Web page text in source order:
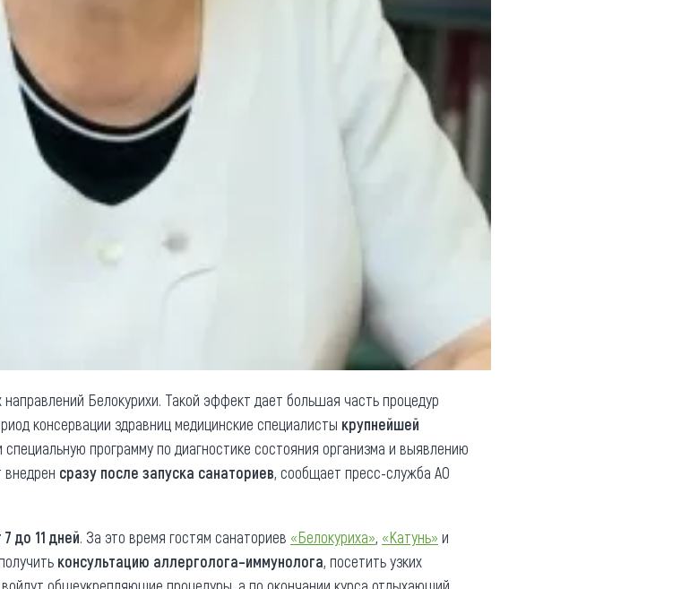
Белокурихи. Такой эффект дает большая часть процедур
консервации здравниц медицинские специалисты крупнейшей
специальную программу по диагностике состояния организма и выявлению
внедрен сразу после запуска санаториев, сообщает пресс-служба АО
7 до 11 дней. За это время гостям санаториев «Белокуриха», «Катунь» и
консультацию аллерголога–иммунолога, посетить узких